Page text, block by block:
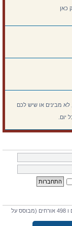
כאן
לא מבינים או שיש לכם
יום.
משתמשים מחוברים :: 10 רשומים, 0 מוסתרים ו 498 אורחים (מבוסס על